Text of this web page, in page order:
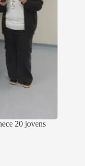
20 jovens